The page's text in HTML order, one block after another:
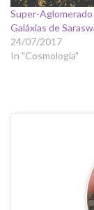
Super-
Galáxias de
24/07/2017
In "Cosmologia"